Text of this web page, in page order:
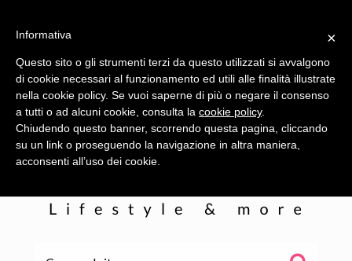
×
Informativa
Questo sito o gli strumenti terzi da questo utilizzati si avvalgono
di cookie necessari al funzionamento ed utili alle finalità illustrate
nella cookie policy. Se vuoi saperne di più o negare il consenso
a tutti o ad alcuni cookie, consulta la cookie policy.
Chiudendo questo banner, scorrendo questa pagina, cliccando
su un link o proseguendo la navigazione in altra maniera,
acconsenti all’uso dei cookie.